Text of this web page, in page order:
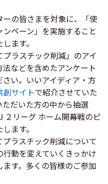
の皆さまを対象に、「使
ペーン」を実施すること
ます。
ラスチック削減」のアイ
などを含めたアンケート
い。いいアイディア・方
創サイトで紹介させていた
だいた方の中から抽選
２リーグ ホーム開幕戦のピ
ます。
ラスチック削減について
動を変えていくきっかけ
す。多くの皆様のご参加